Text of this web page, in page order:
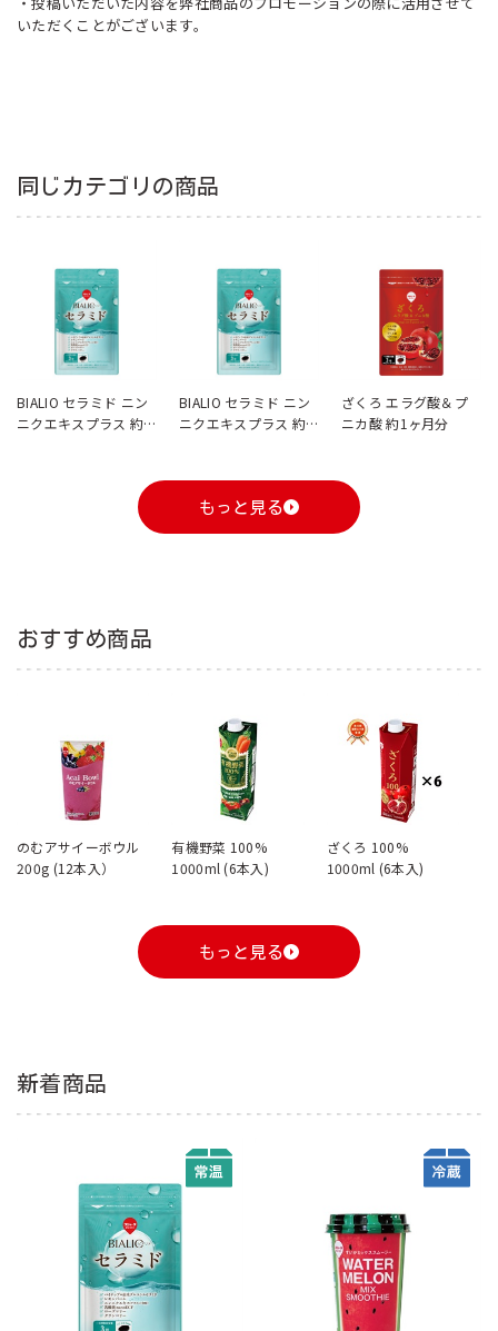
いただくことがございます。
同じカテゴリの商品
BIALIO セラミド ニン
ニクエキスプラス 約1
BIALIO セラミド ニン
ニクエキスプラス 約1
ざくろ エラグ酸＆プ
ニカ酸 約1ヶ月分
もっと見る
おすすめ商品
のむアサイーボウル
200g (12本入）
有機野菜 100%
1000ml (6本入)
ざくろ 100%
1000ml (6本入)
もっと見る
新着商品